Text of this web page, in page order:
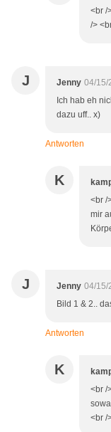
<br /
/>
J Jenny 04/15/
Ich hab eh
dazu uff.. x)
Antworten
K
<br /
mir
J Jenny 04/15/
Bild 1 & 2..
Antworten
K
<br /
<br /